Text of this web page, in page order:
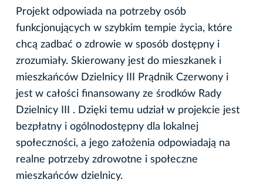
Projekt odpowiada na potrzeby osób
funkcjonujących w szybkim tempie życia, które
chcą zadbać o zdrowie w sposób dostępny i
zrozumiały. Skierowany jest do mieszkanek i
mieszkańców Dzielnicy III Prądnik Czerwony i
jest w całości finansowany ze środków Rady
Dzielnicy III . Dzięki temu udział w projekcie jest
bezpłatny i ogólnodostępny dla lokalnej
społeczności, a jego założenia odpowiadają na
realne potrzeby zdrowotne i społeczne
mieszkańców dzielnicy.